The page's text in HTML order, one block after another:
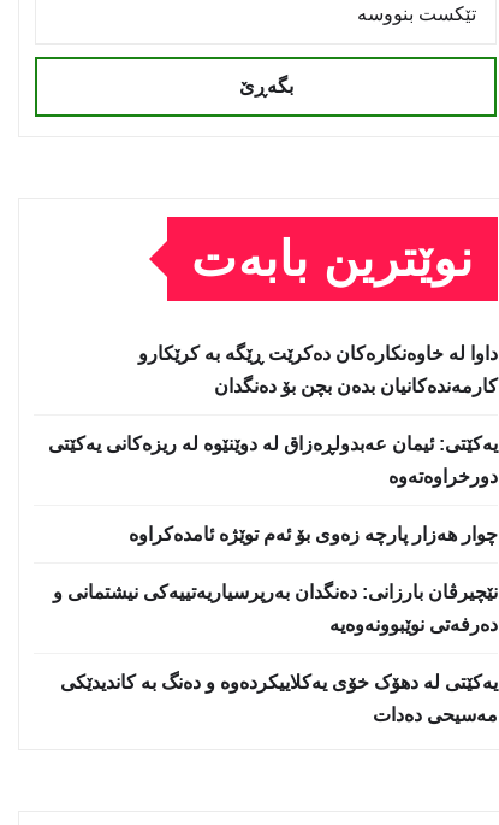
بگەڕێ
نوێترین بابەت
داوا لە خاوەنکارەکان دەکرێت ڕێگە بە کرێکارو
کارمەندەکانیان بدەن بچن بۆ دەنگدان
یه‌كێتی: ئیمان عه‌بدولڕه‌زاق له‌ دوێنێوه‌ له‌ ریزه‌كانی یه‌كێتی
دورخراوه‌ته‌وه‌
چوار هەزار پارچە زەوی بۆ ئەم توێژە ئامدەکراوە
نێچيرڤان بارزانى: دەنگدان بەرپرسیاريه‌تییەکی نیشتمانى و
دەرفەتی نوێبوونەوەیە
یەکێتی لە دهۆک خۆی یەکلاییکردەوە و دەنگ بە کاندیدێکی
مەسیحی دەدات